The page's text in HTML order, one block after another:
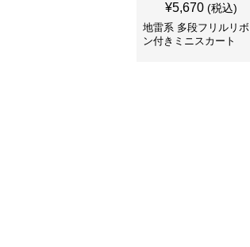
¥5,670 (税込)
地雷系 多段フリルリボ
ン付きミニスカート